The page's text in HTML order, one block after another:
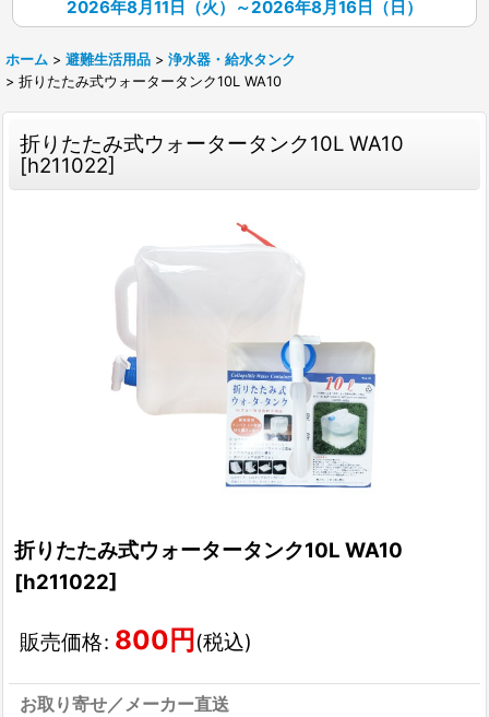
2026年8月11日（火）～2026年8月16日（日）
ホーム > 避難生活用品 > 浄水器・給水タンク
> 折りたたみ式ウォータータンク10L WA10
折りたたみ式ウォータータンク10L WA10
[h211022]
折りたたみ式ウォータータンク10L WA10
[h211022]
販売価格: 800 円 (税込)
お取り寄せ／メーカー直送